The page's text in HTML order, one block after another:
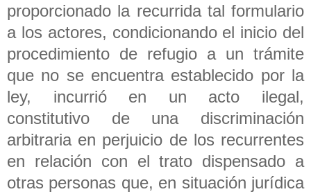
proporcionado la recurrida tal formulario
a los actores, condicionando el inicio del
procedimiento de refugio a un trámite
que no se encuentra establecido por la
ley, incurrió en un acto ilegal,
constitutivo de una discriminación
arbitraria en perjuicio de los recurrentes
en relación con el trato dispensado a
otras personas que, en situación jurídica